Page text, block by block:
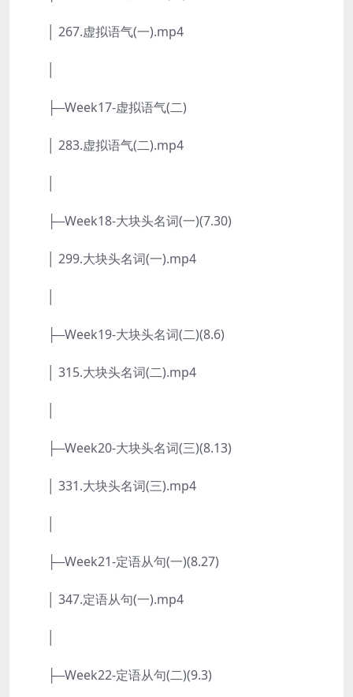
│ 267.虚拟语气(一).mp4
├─Week17-虚拟语气(二)
│ 283.虚拟语气(二).mp4
├─Week18-大块头名词(一)(7.30)
│ 299.大块头名词(一).mp4
├─Week19-大块头名词(二)(8.6)
│ 315.大块头名词(二).mp4
├─Week20-大块头名词(三)(8.13)
│ 331.大块头名词(三).mp4
├─Week21-定语从句(一)(8.27)
│ 347.定语从句(一).mp4
├─Week22-定语从句(二)(9.3)